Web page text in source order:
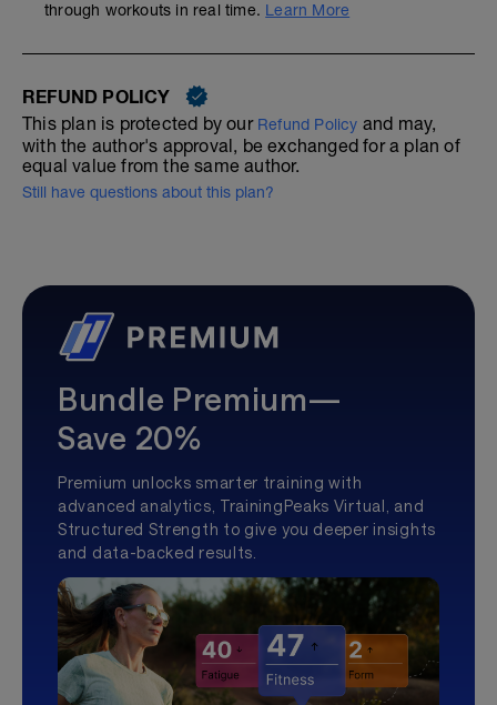
through workouts in real time. Learn More
REFUND POLICY
This plan is protected by our Refund Policy and may,
with the author's approval, be exchanged for a plan of
equal value from the same author.
Still have questions about this plan?
Bundle Premium—
Save 20%
Premium unlocks smarter training with
advanced analytics, TrainingPeaks Virtual, and
Structured Strength to give you deeper insights
and data-backed results.